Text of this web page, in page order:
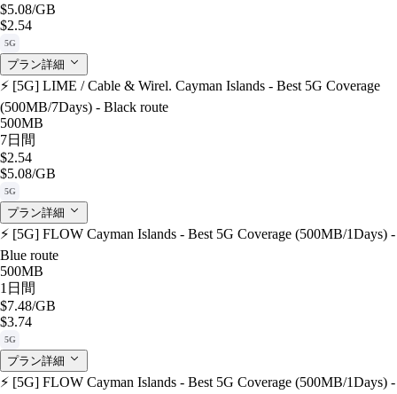
$5.08/GB
$2.54
5G
プラン詳細
⚡️ [5G] LIME / Cable & Wirel. Cayman Islands - Best 5G Coverage
(500MB/7Days) - Black route
500MB
7日間
$2.54
$5.08/GB
5G
プラン詳細
⚡️ [5G] FLOW Cayman Islands - Best 5G Coverage (500MB/1Days) -
Blue route
500MB
1日間
$7.48/GB
$3.74
5G
プラン詳細
⚡️ [5G] FLOW Cayman Islands - Best 5G Coverage (500MB/1Days) -